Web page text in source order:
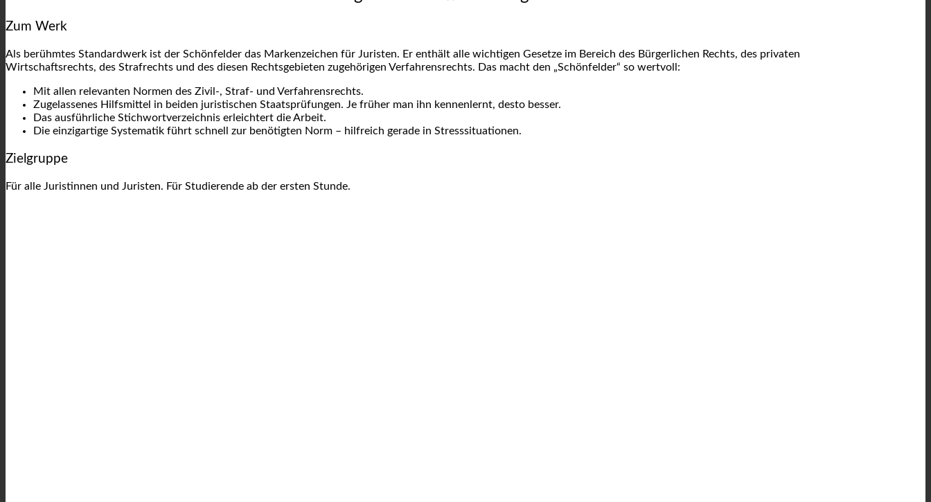
Zum Werk
Als berühmtes Standardwerk ist der Schönfelder das Markenzeichen für Juristen. Er enthält alle wichtigen Gesetze im Bereich des Bürgerlichen Rechts, des privaten
Wirtschaftsrechts, des Strafrechts und des diesen Rechtsgebieten zugehörigen Verfahrensrechts. Das macht den „Schönfelder“ so wertvoll:
Mit allen relevanten Normen des Zivil-, Straf- und Verfahrensrechts.
Zugelassenes Hilfsmittel in beiden juristischen Staats­prüfungen. Je früher man ihn kennenlernt, desto besser.
Das ausführliche Stichwortverzeichnis erleichtert die Arbeit.
Die einzigartige Systematik führt schnell zur benötigten Norm – hilfreich gerade in Stresssituationen.
Zielgruppe
Für alle Juristinnen und Juristen. Für Studierende ab der ersten Stunde.